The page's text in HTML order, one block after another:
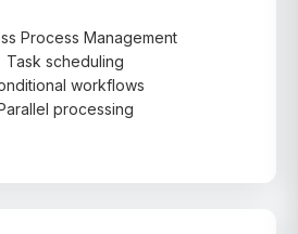
Process Management
Task scheduling
workflows
processing